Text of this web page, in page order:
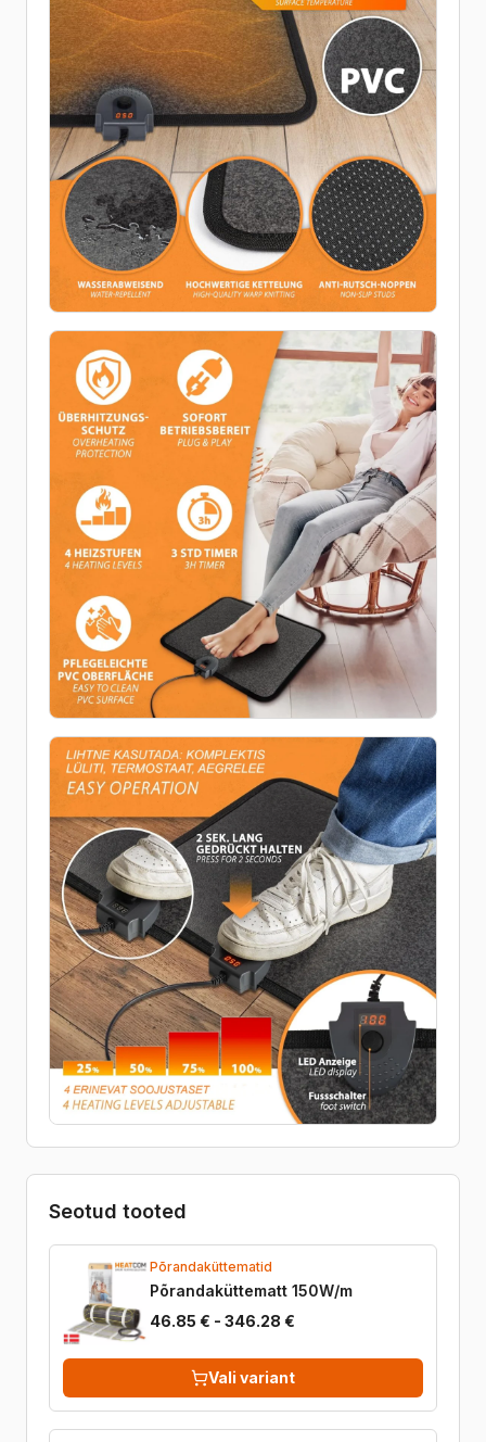
Seotud tooted
Põrandaküttematid
Põrandaküttematt 150W/m
46.85 € - 346.28 €
Vali variant